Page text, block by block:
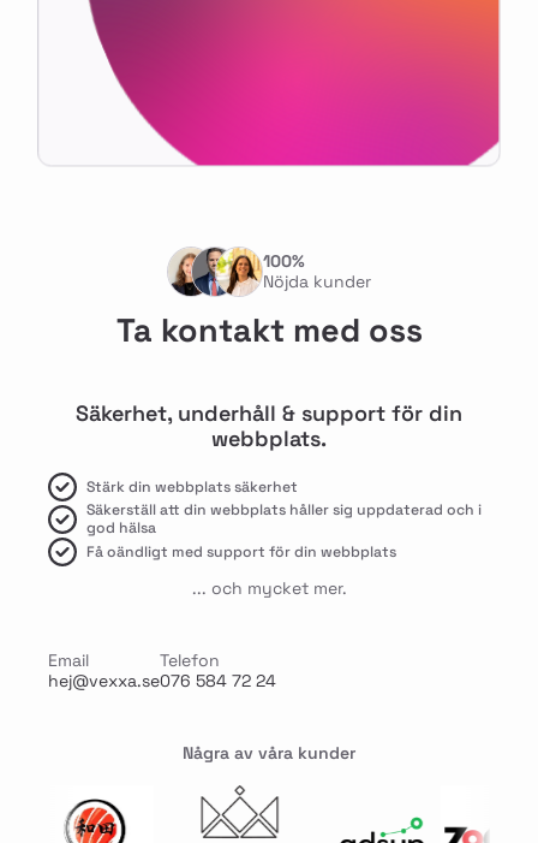
100%
Nöjda kunder
Ta kontakt med oss
Säkerhet, underhåll & support för din
webbplats.
Stärk din webbplats säkerhet
Säkerställ att din webbplats håller sig uppdaterad och i
god hälsa
Få oändligt med support för din webbplats
... och mycket mer.
Email
hej@vexxa.se
Telefon
076 584 72 24
Några av våra kunder